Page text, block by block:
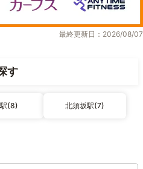
最終更新日：2026/08/07
す
(8) 北須坂駅(7)